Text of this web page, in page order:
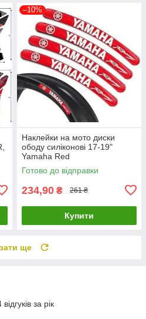
–10%
Наклейки на мото диски
ободу силіконові 17-19"
Yamaha Red
Готово до відправки
234,90 ₴ 261 ₴
Купити
ще
за рік